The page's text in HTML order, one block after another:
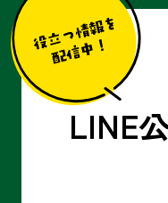
LINE